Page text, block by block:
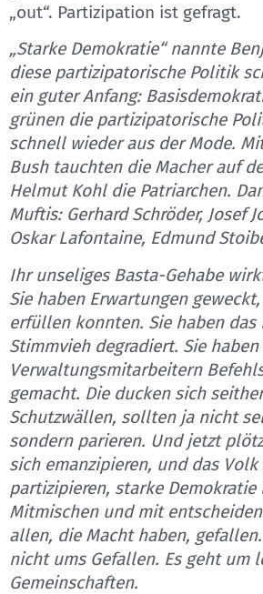
„out“. Partizipation ist gefragt.
„Starke Demokratie“ nannte
diese partizipatorische Politik
ein guter Anfang:
grünen die partizipatorische
schnell wieder aus der Mode.
Bush tauchten die Macher auf
Helmut Kohl die Patriarchen.
Muftis: Gerhard Schröder, Josef
Oskar Lafontaine, Edmund
Ihr unseliges Basta-Gehabe
Sie haben Erwartungen
erfüllen konnten. Sie haben das
Stimmvieh degradiert. Sie
Verwaltungsmitarbeitern
gemacht. Die ducken sich
Schutzwällen, sollten ja nicht
sondern parieren. Und jetzt
sich emanzipieren, und das
partizipieren, starke Demokratie
Mitmischen und mit
allen, die Macht haben,
nicht ums Gefallen. Es geht um
Gemeinschaften.